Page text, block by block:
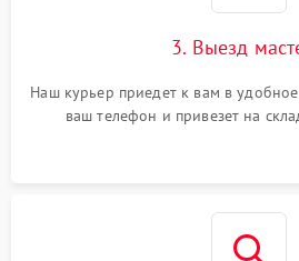
3. Выезд
Наш курьер приедет к вам в
ваш телефон и привезет на